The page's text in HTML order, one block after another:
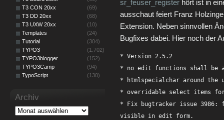
sr_feuser_register hört ist in
ausschaut feiert Franz
Extension. Neben sinnvollen
Bugfixes dabei. Hier noch der
* Version 2.5.2
* no edit functions shall be
* htmlspecialchar around the
* overridable select items for
* Fix bugtracker issue 3986:
visible in edit form.
T3 CON 20xx
(69)
T3 DD 20xx
(68)
T3 UXW 20xx
(10)
Templates
(24)
Tutorial
(304)
TYPO3
(1.702)
TYPO3blogger
(152)
TYPO3Camp
(94)
TypoScript
(130)
Archiv